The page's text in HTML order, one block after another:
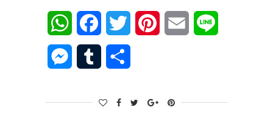
WhatsAppFacebookTwitter PinterestEmail
Messenger
Tumblr